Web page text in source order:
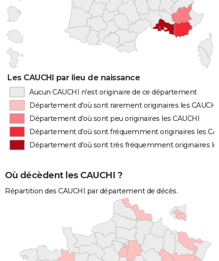
Les CAUCHI par lieu de naissance
Aucun CAUCHI n'est originaire de ce département
Département d'où sont rarement originaires les CAUCHI
Département d'où sont peu originaires les CAUCHI
Département d'où sont fréquemment originaires les
Département d'où sont très fréquemment originaires
Où décèdent les CAUCHI ?
Répartition des CAUCHI par département de décès.